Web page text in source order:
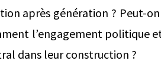
après génération ? Peut-
l’engagement politique
dans leur construction ?